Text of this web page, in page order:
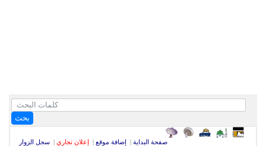
بحث
صفحة البداية | إضافة موقع | إعلان تجاري | سجل الزوار